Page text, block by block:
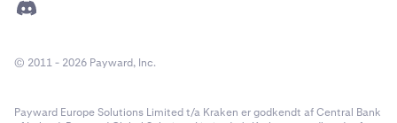
© 2011 - 2026 Payward, Inc.
Payward Europe Solutions Limited t/a Kraken er godkendt af Central Bank